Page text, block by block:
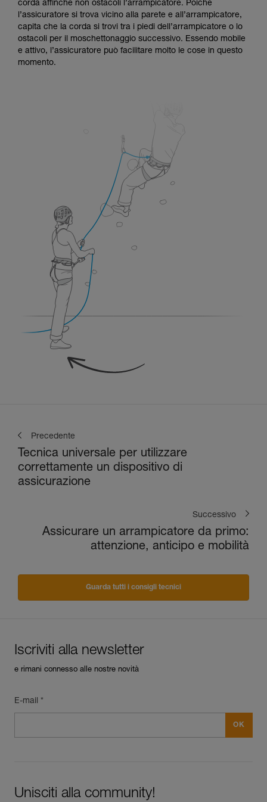
corda affinché non ostacoli l’arrampicatore. Poiché
l’assicuratore si trova vicino alla parete e all’arrampicatore,
capita che la corda si trovi tra i piedi dell’arrampicatore o lo
ostacoli per il moschettonaggio successivo. Essendo mobile
e attivo, l’assicuratore può facilitare molto le cose in questo
momento.
Precedente
Tecnica universale per utilizzare
correttamente un dispositivo di
assicurazione
Successivo
Assicurare un arrampicatore da primo:
attenzione, anticipo e mobilità
Guarda tutti i consigli tecnici
Iscriviti alla newsletter
e rimani connesso alle nostre novità
E-mail *
Unisciti alla community!